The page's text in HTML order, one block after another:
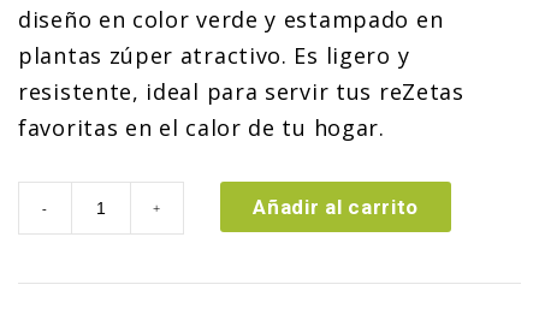
diseño en color verde y estampado en
plantas zúper atractivo. Es ligero y
resistente, ideal para servir tus reZetas
favoritas en el calor de tu hogar.
Colección
- + Añadir al carrito